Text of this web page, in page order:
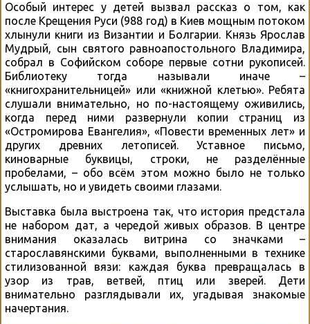
Особый интерес у детей вызвал рассказ о том, как
после Крещения Руси (988 год) в Киев мощным потоком
хлынули книги из Византии и Болгарии. Князь Ярослав
Мудрый, сын святого равноапостольного Владимира,
собрал в Софийском соборе первые сотни рукописей.
Библиотеку тогда называли иначе –
«книгохранительницей» или «книжной клетью». Ребята
слушали внимательно, но по-настоящему оживились,
когда перед ними развернули копии страниц из
«Остромирова Евангелия», «Повести временных лет» и
других древних летописей. Уставное письмо,
киноварные буквицы, строки, не разделённые
пробелами, – обо всём этом можно было не только
услышать, но и увидеть своими глазами.
Выставка была выстроена так, что история предстала
не набором дат, а чередой живых образов. В центре
внимания оказалась витрина со значками –
старославянскими буквами, выполненными в технике
стилизованной вязи: каждая буква превращалась в
узор из трав, ветвей, птиц или зверей. Дети
внимательно разглядывали их, угадывая знакомые
начертания.